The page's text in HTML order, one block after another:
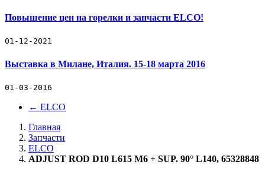
Повышение цен на горелки и запчасти ELCO!
01-12-2021
Выставка в Милане, Италия. 15-18 марта 2016
01-03-2016
← ELCO
Главная
Запчасти
ELCO
ADJUST ROD D10 L615 M6 + SUP. 90° L140, 65328848